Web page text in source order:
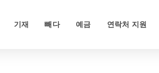
기재 빼다 예금 연락처 지원